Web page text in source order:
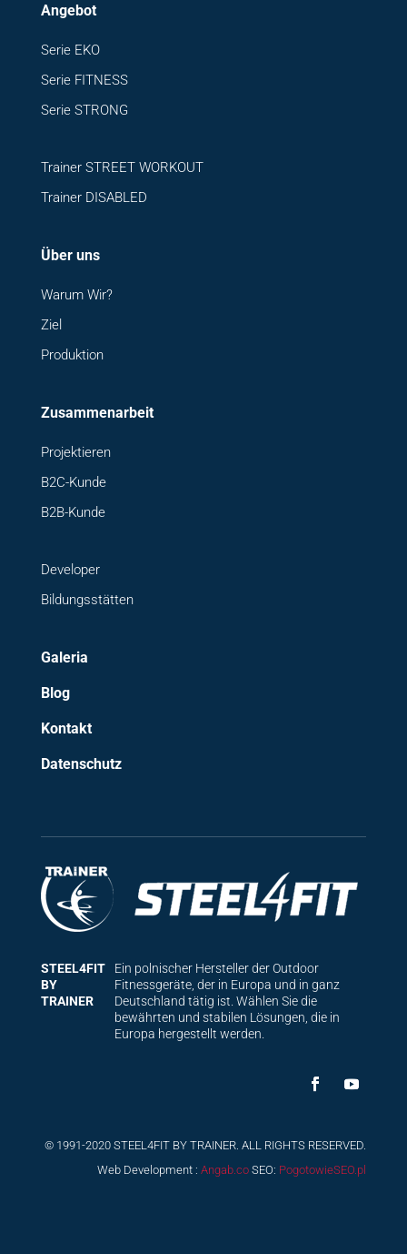
Angebot
Serie EKO
Serie FITNESS
Serie STRONG
Trainer STREET WORKOUT
Trainer DISABLED
Über uns
Warum Wir?
Ziel
Produktion
Zusammenarbeit
Projektieren
B2C-Kunde
B2B-Kunde
Developer
Bildungsstätten
Galeria
Blog
Kontakt
Datenschutz
STEEL4FIT
BY
TRAINER
Ein polnischer Hersteller der Outdoor
Fitnessgeräte, der in Europa und in ganz
Deutschland tätig ist. Wählen Sie die
bewährten und stabilen Lösungen, die in
Europa hergestellt werden.
© 1991-2020 STEEL4FIT BY TRAINER. ALL RIGHTS RESERVED.
Web Development :Angab.co SEO: PogotowieSEO.pl